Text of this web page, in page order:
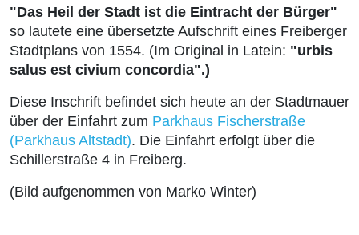
"Das Heil der Stadt ist die Eintracht der Bürger"
so lautete eine übersetzte Aufschrift eines Freiberger
Stadtplans von 1554. (Im Original in Latein: "urbis
salus est civium concordia".)
Diese Inschrift befindet sich heute an der Stadtmauer
über der Einfahrt zum Parkhaus Fischerstraße
(Parkhaus Altstadt). Die Einfahrt erfolgt über die
Schillerstraße 4 in Freiberg.
(Bild aufgenommen von Marko Winter)